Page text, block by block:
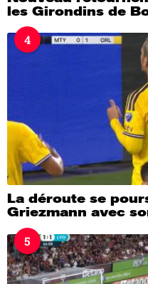
les Girondins de
4
La déroute se
Griezmann avec
5